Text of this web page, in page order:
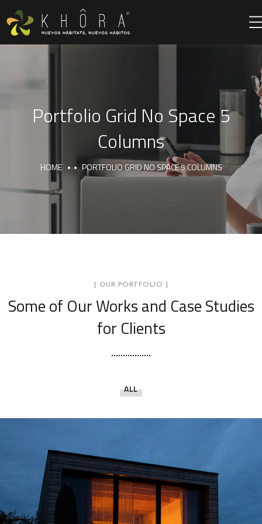
Portfolio Grid No Space 5
Columns
HOME PORTFOLIO GRID NO SPACE 5 COLUMNS
[ OUR PORTFOLIO ]
Some of Our Worksand Case Studies
for Clients
ALL